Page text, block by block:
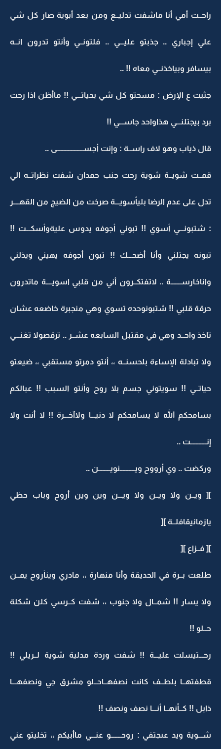
راحــت أمي أنا ماشفت تدليــع ومن بعد أبوية صار كل شي
علي إجباري .. جذبتو عليـــي .. فلتونــي وأنتو تدرون انــه
بيسافر وبياخذنــي معاه !! ..
جثيت ع الإرض : مسحتو كل شي بحياتـــي !! ماأظن اذا رحت
برد بيجتلنـــي هذاواحد جاســـي !!
قال ذياب وهو لاف راســة : وإنت أجســــــــــــــــــى ..
قمــت شويــة شوية رحت جنب حمدان شفت نظراتــه الي
تدل على عدم الرضا بليأسويـــة صرخت من الضيج من القهــــر
: شتبونـــي أسوي !! تبوني أجوفه يدوس عليةوأسكـــت !!
تبونه يجتلني وأنا أضحـــك !! تبون أجوفه يهيني ويذلني
واناخارســـــــة .. لاتفتكــرون أني من قلبي اسويــــة ماتدرون
حرقة قلبي !! شتبونوحده تسوي وهي منجبرة خاضعه عشان
تاخذ واحــد وهي في مقتبل السابعه عشــر .. ترقصولا تغنـــي
ولا تبادلة الإساءة بلحسنــه ،، أنتو دمرتو مستقبي ،، ضيعتو
حياتــي !! سويتوني جسم بلا روح وأنتو السبب !! عبالكم
بسامحكم الله لا يسامحكم لا دنيـــا ولاآخـــرة !! لا أنت ولا
إنـــــــــــت ..
وركضت .. وي أرووح ويــــــــــنويــــــــن ..
][ ويــن ولا ويــن ولا ويـــن وين وين أروح وباب حظي
يازمانيقافلــة ][
][ فــزاع ][
طلعت بــرة في الحديقة وأنا منهارة ،، مادري وينأروح يمــن
ولا يسار !! شمــال ولا جنوب ،، شفت كــرسي كلن شكلة
حــلو !!
رحـــتيسلت عليـــة !! شفت وردة مدلية شوية لــريلي !!
قطفتهــا بلطــف كانت نصفهــاحــلو مشرق جي ونصفهـــا
ذابل !! كــأنهــا أنـــا نصف ونصف !!
شـــوية ويد عىجتفي : روحـــــــو عنـــي ماأبيكم ،، تخليتو عني